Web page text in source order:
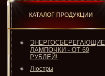
КАТАЛОГ ПРОДУКЦИИ
ЭНЕРГОСБЕРЕГАЮЩИЕ
ЛАМПОЧКИ - ОТ 69
РУБЛЕЙ!
Люстры